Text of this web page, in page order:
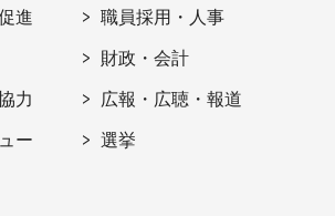
進
力
ー
職員採用・人事
財政・会計
広報・広聴・報道
選挙